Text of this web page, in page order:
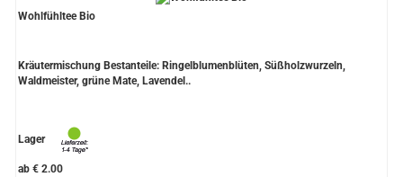
Wohlfühltee Bio
Kräutermischung Bestanteile: Ringelblumenblüten, Süßholzwurzeln,
Waldmeister, grüne Mate, Lavendel..
Lager
ab € 2.00